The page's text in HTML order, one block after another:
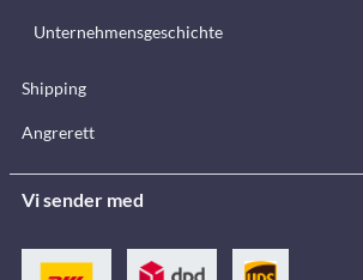
Unternehmensgeschichte
Shipping
Angrerett
Vi sender med